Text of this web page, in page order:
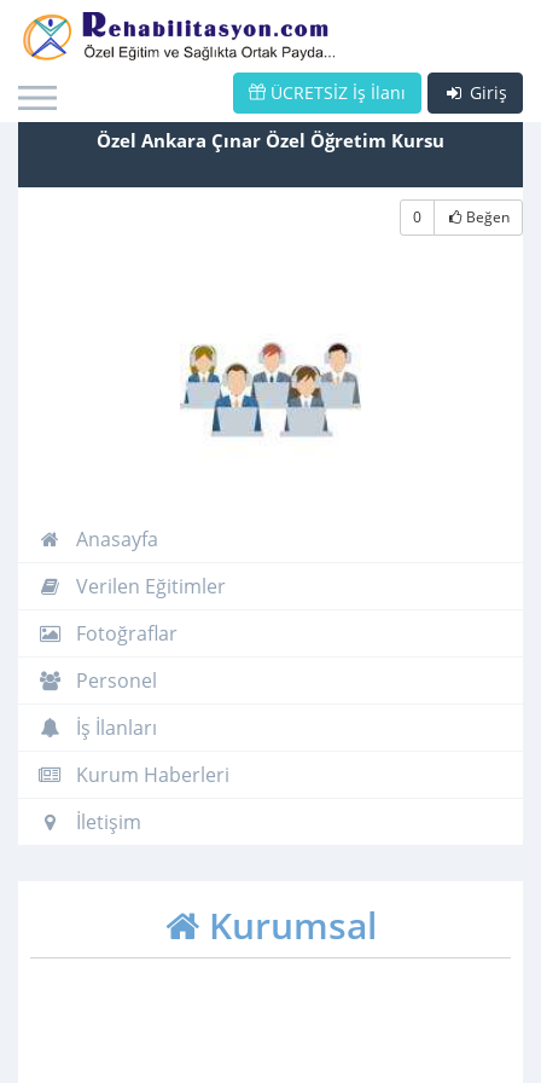
Giriş
ÜCRETSİZ İş İlanı
Özel Ankara Çınar Özel Öğretim Kursu
0 Beğen
Anasayfa
Verilen Eğitimler
Fotoğraflar
Personel
İş İlanları
Kurum Haberleri
İletişim
Kurumsal